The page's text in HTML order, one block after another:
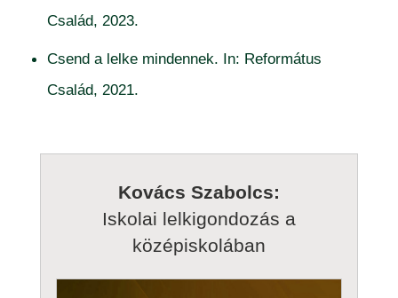
Család, 2023.
Csend a lelke mindennek. In: Református
Család, 2021.
Kovács Szabolcs:
Iskolai lelkigondozás a
középiskolában